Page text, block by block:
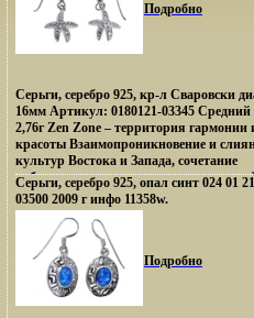
Подробно
Серьги, серебро 925, кр-л Сваровски
16мм Артикул: 0180121-03345 Средний
2,76г Zen Zone – территория гармонии
красоты Взаимопроникновение и
культур Востока и Запада, сочетание
кобхлхгнтрастов и
Настроения неонового Токио, обаяние
французских кофеин, безудержная
индийских дворцов, романтика
рифов и лазурных побережий Бали,
динамика моды и тенденций Милана –
это воплотилось в ювелирных шедеврах
Zone Дивдхсбзайнеры изменили
традиционному подходу создания
Серьги, серебро 925, опал синт 024 01
03500 2009 г инфо 11358w.
Подробно